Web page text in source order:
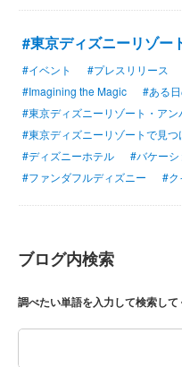
#東京ディズニーリゾー
#イベント #プレスリリース
#Imagining the Magic
#ある
#東京ディズニーリゾート・アン
#東京ディズニーリゾートで見つ
#ディズニーホテル
#バケー
#ファンダフルディズニー
#ク
ブログ内検索
調べたい単語を入力して検索して